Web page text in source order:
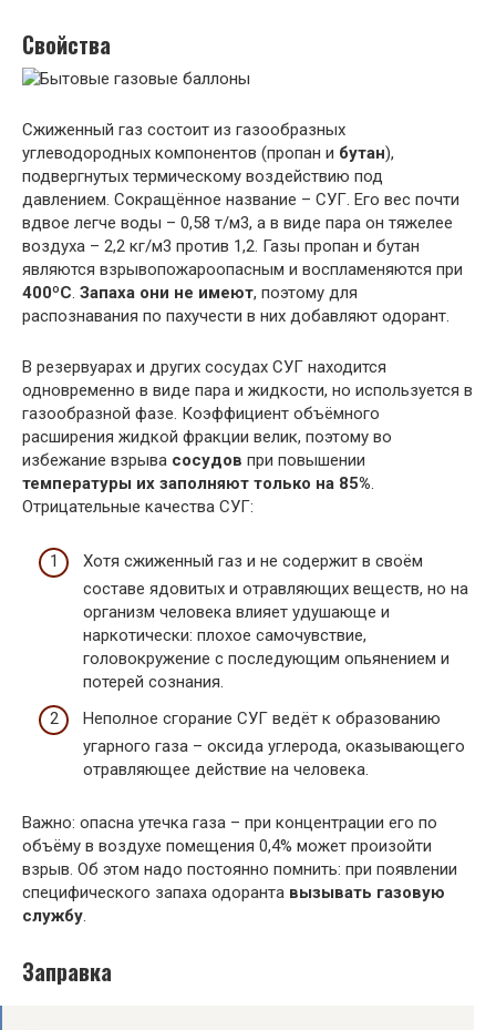
Свойства
Сжиженный газ состоит из газообразных
углеводородных компонентов (пропан и бутан),
подвергнутых термическому воздействию под
давлением. Сокращённое название – СУГ. Его вес почти
вдвое легче воды – 0,58 т/м3, а в виде пара он тяжелее
воздуха – 2,2 кг/м3 против 1,2. Газы пропан и бутан
являются взрывопожароопасным и воспламеняются при
400ºС. Запаха они не имеют, поэтому для
распознавания по пахучести в них добавляют одорант.
В резервуарах и других сосудах СУГ находится
одновременно в виде пара и жидкости, но используется в
газообразной фазе. Коэффициент объёмного
расширения жидкой фракции велик, поэтому во
избежание взрыва сосудов при повышении
температуры их заполняют только на 85%.
Отрицательные качества СУГ:
Хотя сжиженный газ и не содержит в своём
составе ядовитых и отравляющих веществ, но на
организм человека влияет удушающе и
наркотически: плохое самочувствие,
головокружение с последующим опьянением и
потерей сознания.
Неполное сгорание СУГ ведёт к образованию
угарного газа – оксида углерода, оказывающего
отравляющее действие на человека.
Важно: опасна утечка газа – при концентрации его по
объёму в воздухе помещения 0,4% может произойти
взрыв. Об этом надо постоянно помнить: при появлении
специфического запаха одоранта вызывать газовую
службу.
Заправка